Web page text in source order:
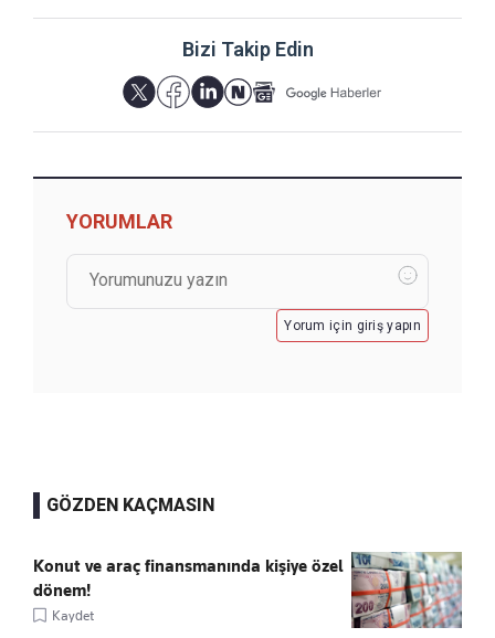
Bizi Takip Edin
YORUMLAR
Yorum için giriş yapın
GÖZDEN KAÇMASIN
Konut ve araç finansmanında kişiye özel
dönem!
Kaydet